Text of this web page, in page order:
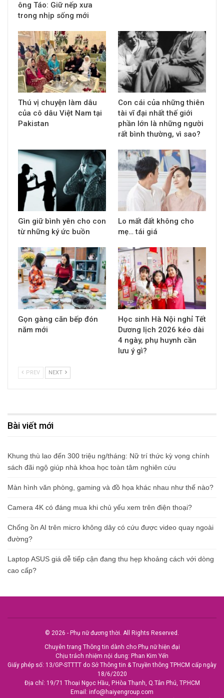
ông Táo: Giữ nếp xưa
trong nhịp sống mới
Thú vị chuyện làm dâu
của cô dâu Việt Nam tại
Pakistan
Con cái của những thiên
tài vĩ đại nhất thế giới
phần lớn là những người
rất bình thường, vì sao?
Gìn giữ bình yên cho con
từ những ký ức buồn
Lo mất đất không cho
mẹ… tái giá
Gọn gàng căn bếp đón
năm mới
Học sinh Hà Nội nghỉ Tết
Dương lịch 2026 kéo dài
4 ngày, phụ huynh cần
lưu ý gì?
PREV NEXT
Bài viết mới
Khung thù lao đến 300 triệu ng/tháng: Nữ trí thức kỳ vọng chính
sách đãi ngộ giúp nhà khoa học toàn tâm nghiên cứu
Màn hình văn phòng, gaming và đồ họa khác nhau như thế nào?
Camera 4K có đáng mua khi chủ yếu xem trên điện thoại?
Chống ồn AI trên micro không dây có cứu được video quay ngoài
đường?
Laptop ASUS giá dễ tiếp cận đang thu hẹp khoảng cách với dòng
cao cấp?
© 2026 - Phụ nữ đương thời. All Rights Reserved.
Chuyên trang Thông tin dành cho Phụ nữ hiện đại
Chịu trách nhiệm nội dung: Phan Kim Yến
Giấy phép số: 13/GP-STTTT do Sở Thông tin & Truyền thông TPHCM cấp ngày
18/6/2020
Địa chỉ: 19/71 Thoại Ngọc Hầu, P.Hòa Thạnh, Q.Tân Phú, TP.HCM
Email: info@haiyengroup.com